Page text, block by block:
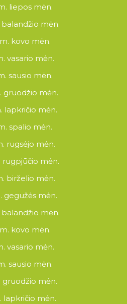
liepos mėn.
mėn.
kovo mėn.
vasario mėn.
sausio mėn.
gruodžio mėn.
lapkričio mėn.
spalio mėn.
rugsėjo mėn.
rugpjūčio mėn.
birželio mėn.
gegužės mėn.
mėn.
kovo mėn.
vasario mėn.
sausio mėn.
gruodžio mėn.
lapkričio mėn.